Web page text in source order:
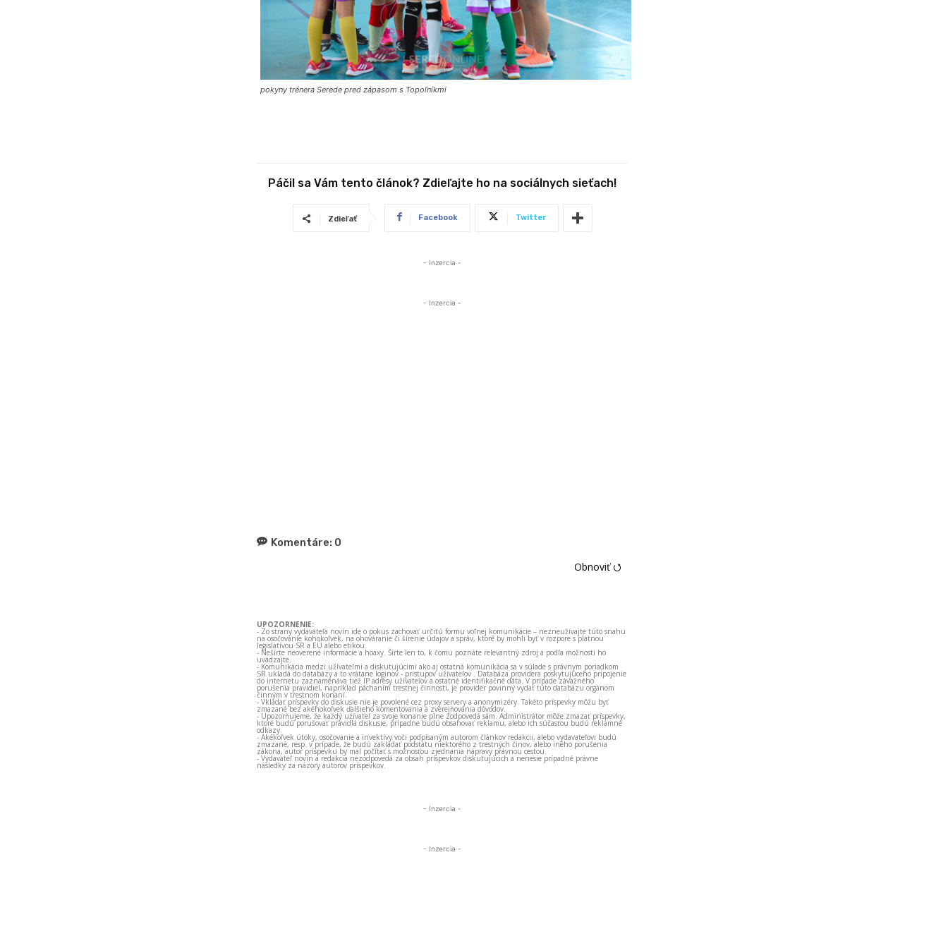
pokyny trénera Serede pred zápasom s Topoľníkmi
Páčil sa Vám tento článok? Zdieľajte ho na sociálnych sieťach!
Zdieľať Facebook Twitter
- Inzercia -
- Inzercia -
Komentáre: 0
Obnoviť ⭯
UPOZORNENIE:
- Zo strany vydavateľa novín ide o pokus zachovať určitú formu voľnej komunikácie – nezneužívajte túto snahu
na osočovanie kohokoľvek, na ohováranie či šírenie údajov a správ, ktoré by mohli byť v rozpore s platnou
legislatívou SR a EÚ alebo etikou.
- Nešírte neoverené informácie a hoaxy. Šírte len to, k čomu poznáte relevantný zdroj a podľa možnosti ho
uvádzajte.
- Komunikácia medzi užívateľmi a diskutujúcimi ako aj ostatná komunikácia sa v súlade s právnym poriadkom
SR ukladá do databázy a to vrátane loginov - prístupov užívateľov . Databáza providera poskytujúceho pripojenie
do internetu zaznamenáva tiež IP adresy užívateľov a ostatné identifikačné dáta. V prípade závažného
porušenia pravidiel, napríklad páchaním trestnej činnosti, je provider povinný vydať túto databázu orgánom
činným v trestnom konaní.
- Vkladať príspevky do diskusie nie je povolené cez proxy servery a anonymizéry. Takéto príspevky môžu byť
zmazané bez akéhokoľvek ďalšieho komentovania a zverejňovania dôvodov.
- Upozorňujeme, že každý užívateľ za svoje konanie plne zodpovedá sám. Administrátor môže zmazať príspevky,
ktoré budú porušovať pravidlá diskusie, prípadne budú obsahovať reklamu, alebo ich súčasťou budú reklamné
odkazy.
- Akékoľvek útoky, osočovanie a invektívy voči podpísaným autorom článkov redakcii, alebo vydavateľovi budú
zmazané, resp. v prípade, že budú zakladať podstatu niektorého z trestných činov, alebo iného porušenia
zákona, autor príspevku by mal počítať s možnosťou zjednania nápravy právnou cestou.
- Vydavateľ novín a redakcia nezodpovedá za obsah príspevkov diskutujúcich a nenesie prípadné právne
následky za názory autorov príspevkov.
- Inzercia -
- Inzercia -